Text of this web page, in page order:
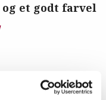
et godt farvel
frem til